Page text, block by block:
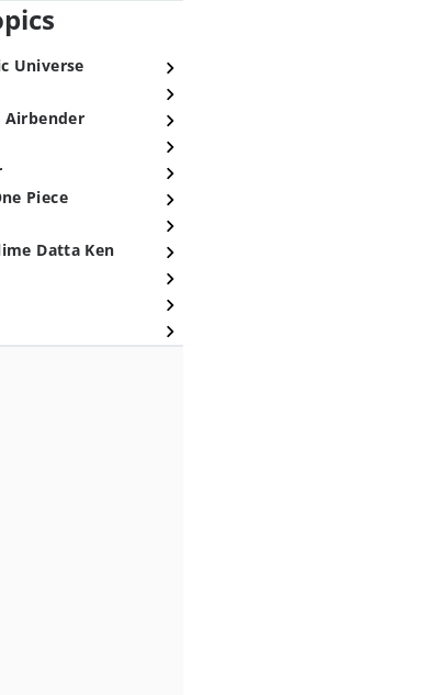
Universe
Airbender
Piece
Datta Ken